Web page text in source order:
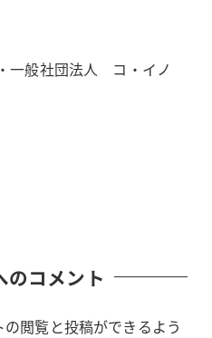
一般社団法人 コ・イノ
のコメント
閲覧と投稿ができるよう